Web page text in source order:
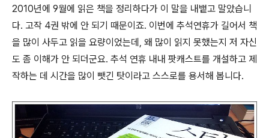
2010년에 9월에 읽은 책을 정리하다가 이 말을 내뱉고 말았습니
다. 고작 4권 밖에 안 되기 때문이죠. 이번에 추석연휴가 길어서 책
을 많이 사두고 읽을 요량이었는데, 왜 많이 읽지 못했는지 저 자신
도 좀 이해가 안 되더군요. 추석 연휴 내내 팟캐스트를 개설하고 제
작하는 데 시간을 많이 뺏긴 탓이라고 스스로를 용서해 봅니다.